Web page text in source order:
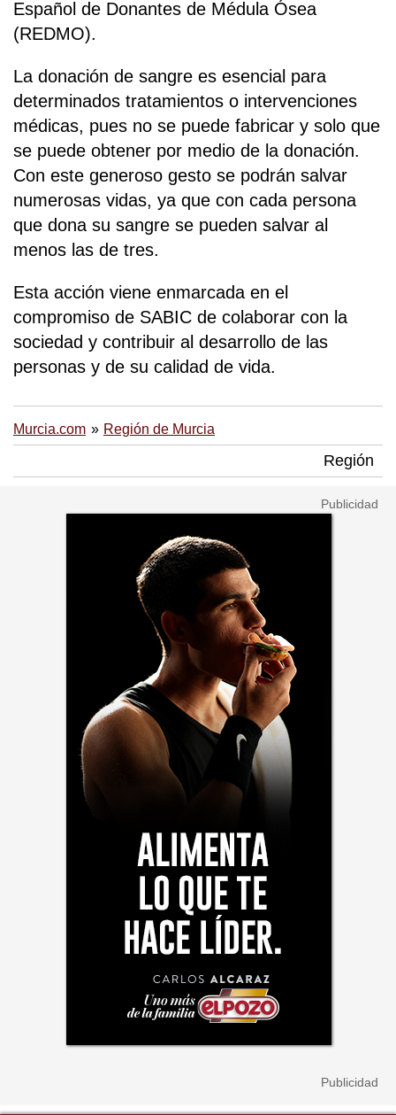
Español de Donantes de Médula Ósea
(REDMO).
La donación de sangre es esencial para
determinados tratamientos o intervenciones
médicas, pues no se puede fabricar y solo que
se puede obtener por medio de la donación.
Con este generoso gesto se podrán salvar
numerosas vidas, ya que con cada persona
que dona su sangre se pueden salvar al
menos las de tres.
Esta acción viene enmarcada en el
compromiso de SABIC de colaborar con la
sociedad y contribuir al desarrollo de las
personas y de su calidad de vida.
Murcia.com Región de Murcia
Región